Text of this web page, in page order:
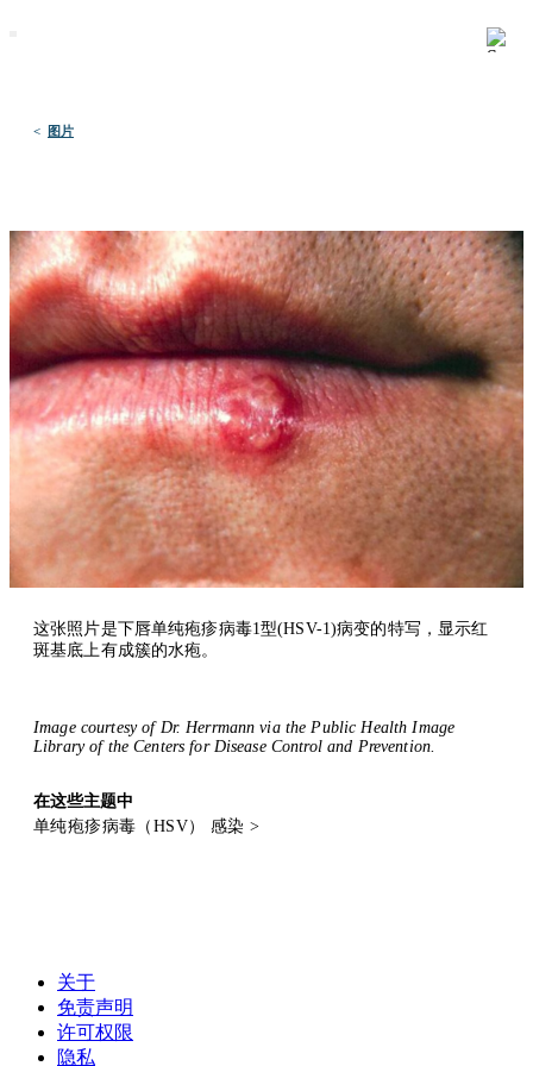
< 图片
这张照片是下唇单纯疱疹病毒1型(HSV-1)病变的特写，显示红
斑基底上有成簇的水疱。
Image courtesy of Dr. Herrmann via the Public Health Image
Library of the Centers for Disease Control and Prevention.
在这些主题中
单纯疱疹病毒（HSV） 感染 >
关于
免责声明
许可权限
隐私